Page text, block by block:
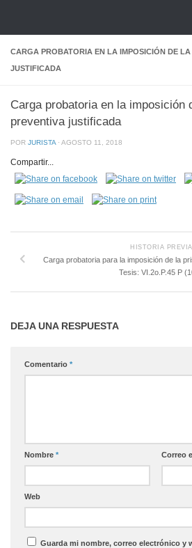
CARGA PROBATORIA EN LA IMPOSICIÓN DE LA
JUSTIFICADA
Carga probatoria en la imposición
preventiva justificada
POR JURISTA · AGOSTO 11, 2018
Compartir...
HISTORIA PREVIA
Carga probatoria para la imposición de la
Tesis: VI.2o.P.45 P
DEJA UNA RESPUESTA
Comentario *
Nombre * Correo
Web
Guarda mi nombre, correo electrónico y